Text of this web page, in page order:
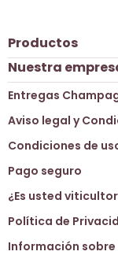
Productos
Nuestra
Entregas
Aviso legal y
Condiciones de
Pago seguro
¿Es usted
Política de
Información